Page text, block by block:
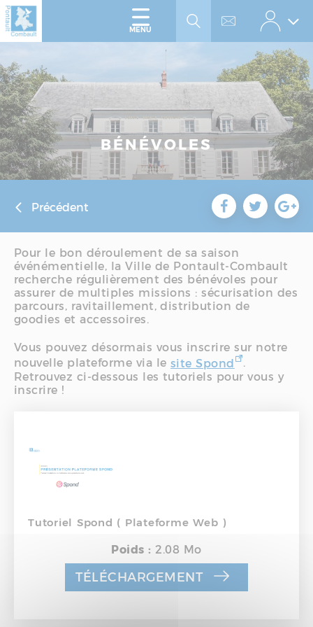
au
menu
Accéder
contenu
MENU
BÉNÉVOLES
Précédent
Pour le bon déroulement de sa saison
événémentielle, la Ville de Pontault-Combault
recherche régulièrement des bénévoles pour
assurer de multiples missions : sécurisation des
parcours, ravitaillement, distribution de
goodies et accessoires.
Vous pouvez désormais vous inscrire sur notre
nouvelle plateforme via le site Spond
.
Retrouvez ci-dessous les tutoriels pour vous y
inscrire !
Tutoriel Spond ( Plateforme Web )
Poids : 2.08 Mo
TÉLÉCHARGEMENT
Panneau de gestion des cookies